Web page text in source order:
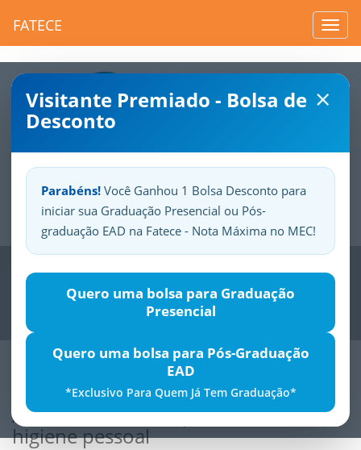
FATECE
×
Visitante Premiado - Bolsa de
Desconto
Parabéns! Você Ganhou 1 Bolsa Desconto para
iniciar sua Graduação Presencial ou Pós-
graduação EAD na Fatece - Nota Máxima no MEC!
Quero uma bolsa para Graduação
Presencial
Quero uma bolsa para Pós-Graduação
EAD
*Exclusivo Para Quem Já Tem Graduação*
SuaFatece.Seuorgulho.
Previous
ArrecadaÃ§Ã£o de produtos de
higiene pessoal